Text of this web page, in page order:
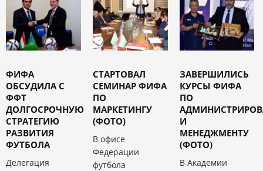
ФИФА
ОБСУДИЛА С
ФФТ
ДОЛГОСРОЧНУЮ
СТРАТЕГИЮ
РАЗВИТИЯ
ФУТБОЛА
Делегация
СТАРТОВАЛ
СЕМИНАР ФИФА
ПО
МАРКЕТИНГУ
(ФОТО)
В офисе
Федерации
футбола
ЗАВЕРШИЛИСЬ
КУРСЫ ФИФА
ПО
И
МЕНЕДЖМЕНТУ
(ФОТО)
В Академии